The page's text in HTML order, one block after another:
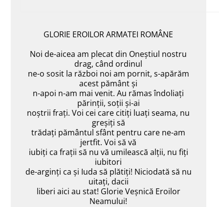
GLORIE EROILOR ARMATEI ROMÂNE
Noi de-aicea am plecat din Oneștiul nostru
drag, când ordinul
ne-o sosit la război noi am pornit, s-apărăm
acest pământ și
n-apoi n-am mai venit. Au rămas îndoliați
părinții, soții și-ai
noștrii frați. Voi cei care citiți luați seama, nu
greșiți să
trădați pământul sfânt pentru care ne-am
jertfit. Voi să vă
iubiți ca frații să nu vă umilească alții, nu fiți
iubitori
de-arginți ca și Iuda să plătiți! Niciodată să nu
uitați, dacii
liberi aici au stat! Glorie Veșnică Eroilor
Neamului!